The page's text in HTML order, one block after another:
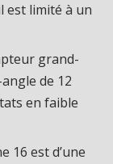
est limité à un
grand-
de 12
en faible
16 est d’une